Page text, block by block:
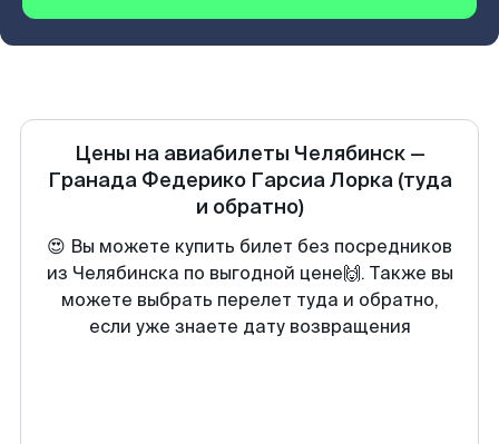
Цены на авиабилеты Челябинск—
Гранада Федерико Гарсиа Лорка (туда
и обратно)
😍 Вы можете купить билет без посредников
из Челябинска по выгодной цене🙌. Также вы
можете выбрать перелет туда и обратно,
если уже знаете дату возвращения